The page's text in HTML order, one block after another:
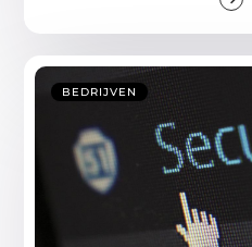
BEDRIJVEN